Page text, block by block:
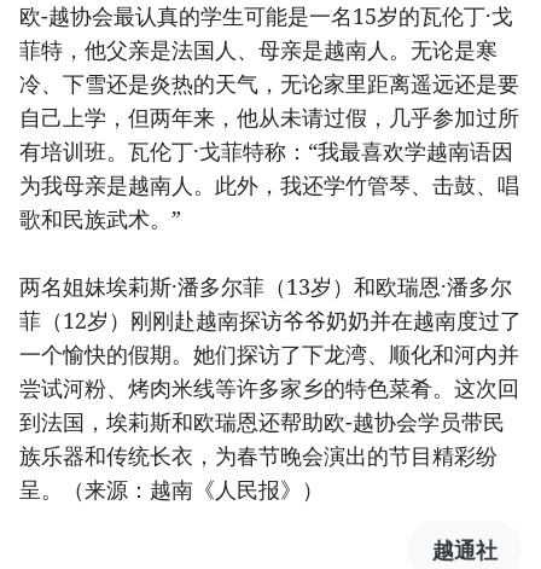
欧-越协会最认真的学生可能是一名15岁的瓦伦丁·戈
菲特，他父亲是法国人、母亲是越南人。无论是寒
冷、下雪还是炎热的天气，无论家里距离遥远还是要
自己上学，但两年来，他从未请过假，几乎参加过所
有培训班。瓦伦丁·戈菲特称：“我最喜欢学越南语因
为我母亲是越南人。此外，我还学竹管琴、击鼓、唱
歌和民族武术。”
两名姐妹埃莉斯·潘多尔菲（13岁）和欧瑞恩·潘多尔
菲（12岁）刚刚赴越南探访爷爷奶奶并在越南度过了
一个愉快的假期。她们探访了下龙湾、顺化和河内并
尝试河粉、烤肉米线等许多家乡的特色菜肴。这次回
到法国，埃莉斯和欧瑞恩还帮助欧-越协会学员带民
族乐器和传统长衣，为春节晚会演出的节目精彩纷
呈。（来源：越南《人民报》）
越通社